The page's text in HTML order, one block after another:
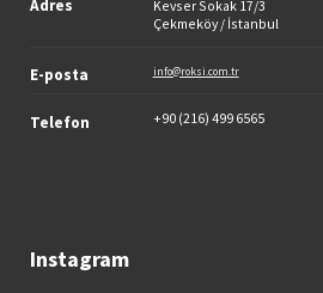
Adres
Kevser Sokak 17/3
Çekmeköy / İstanbul
E-posta info@roksi.com.tr
Telefon +90 (216) 499 6565
Instagram